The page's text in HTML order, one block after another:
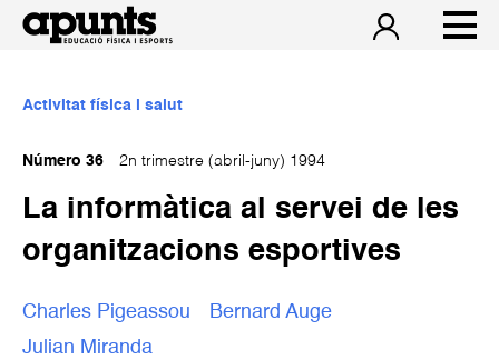
Activitat física i salut
Número 36 2n trimestre (abril-juny) 1994
La informàtica al servei de les
organitzacions esportives
Charles Pigeassou
Bernard Auge
Julian Miranda